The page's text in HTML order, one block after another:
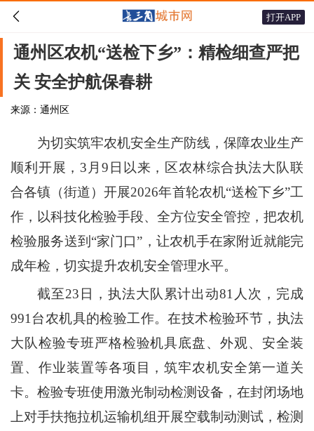
 打开APP
通州区农机“送检下乡”：精检细查严把
关 安全护航保春耕
来源：通州区
为切实筑牢农机安全生产防线，保障农业生产
顺利开展，3月9日以来，区农林综合执法大队联
合各镇（街道）开展2026年首轮农机“送检下乡”工
作，以科技化检验手段、全方位安全管控，把农机
检验服务送到“家门口”，让农机手在家附近就能完
成年检，切实提升农机安全管理水平。
截至23日，执法大队累计出动81人次，完成
991台农机具的检验工作。在技术检验环节，执法
大队检验专班严格检验机具底盘、外观、安全装
置、作业装置等各项目，筑牢农机安全第一道关
卡。检验专班使用激光制动检测设备，在封闭场地
上对手扶拖拉机运输机组开展空载制动测试，检测